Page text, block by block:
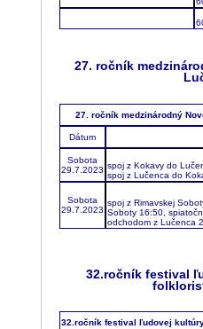
27. ročník
27. ročník medzinárodný
Dátum
Sobota
29.7.2023 spoj z Kokavy do
spoj z Lučenca do
Sobota
29.7.2023
spoj z Rimavskej
Soboty 16:50,
odchodom z Lučenca
32.ročník festival
32.ročník festival ľudovej